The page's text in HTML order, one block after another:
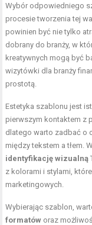
Wybór odpowiedniego
procesie tworzenia tej
powinien być nie tylko
dobrany do branży, w
kreatywnych mogą być
wizytówki dla branży
prostotą.
Estetyka szablonu jest
pierwszym kontaktem z
dlatego warto zadbać o
między tekstem a tłem.
identyfikację wizualną
z kolorami i stylami,
marketingowych.
Wybierając szablon,
formatów oraz